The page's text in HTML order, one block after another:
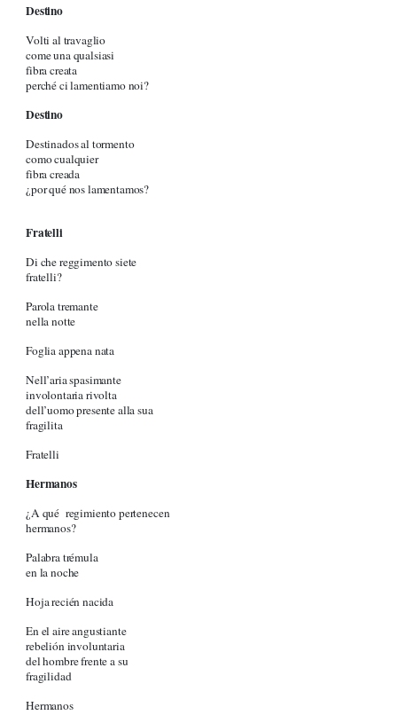
Destino
Volti al travaglio
come una qualsiasi
fibra creata
perché ci lamentiamo noi?
Destino
Destinados al tormento
como cualquier
fibra creada
¿por qué nos lamentamos?
Fratelli
Di che reggimento siete
fratelli?
Parola tremante
nella notte
Foglia appena nata
Nell’aria spasimante
involontaria rivolta
dell’uomo presente alla sua
fragilita
Fratelli
Hermanos
¿A qué regimiento pertenecen
hermanos?
Palabra trémula
en la noche
Hoja recién nacida
En el aire angustiante
rebelión involuntaria
del hombre frente a su
fragilidad
Hermanos